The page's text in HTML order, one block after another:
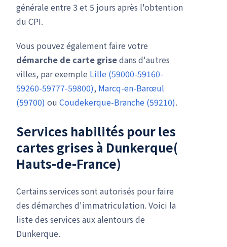
générale entre 3 et 5 jours après l'obtention
du CPI.
Vous pouvez également faire votre
démarche de carte grisedans d'autres
villes, par exemple Lille (59000-59160-
59260-59777-59800), Marcq-en-Barœul
(59700) ou Coudekerque-Branche (59210).
Services habilités pour les
cartes grises à Dunkerque(
Hauts-de-France)
Certains services sont autorisés pour faire
des démarches d'immatriculation. Voici la
liste des services aux alentours de
Dunkerque.